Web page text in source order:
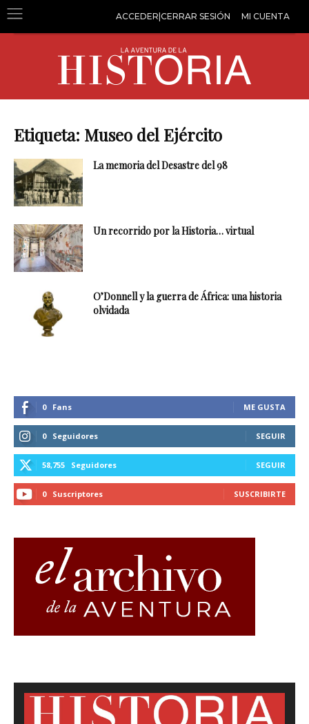
ACCEDER|CERRAR SESIÓN MI CUENTA
Etiqueta: Museo del Ejército
La memoria del Desastre del 98
Un recorrido por la Historia… virtual
O’Donnell y la guerra de África: una historia
olvidada
0 Fans ME GUSTA
0 Seguidores SEGUIR
58,755 Seguidores SEGUIR
0 Suscriptores SUSCRIBIRTE